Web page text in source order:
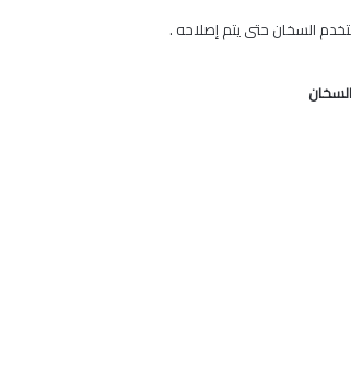
السخان حتى يتم إصلاحه .